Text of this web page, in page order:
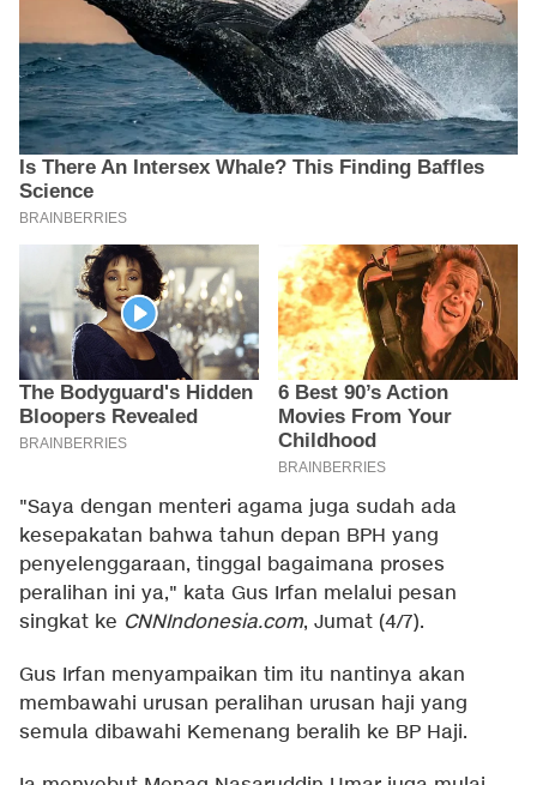
"Saya dengan menteri agama juga sudah ada
kesepakatan bahwa tahun depan BPH yang
penyelenggaraan, tinggal bagaimana proses
peralihan ini ya," kata Gus Irfan melalui pesan
singkat ke CNNIndonesia.com, Jumat (4/7).
Gus Irfan menyampaikan tim itu nantinya akan
membawahi urusan peralihan urusan haji yang
semula dibawahi Kemenang beralih ke BP Haji.